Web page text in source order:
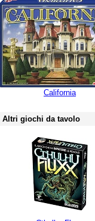
California
Altri giochi da tavolo